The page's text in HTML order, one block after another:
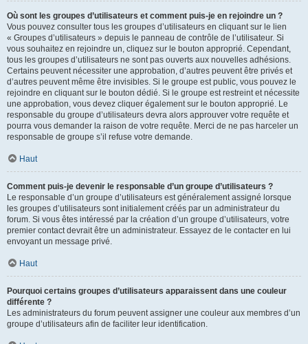
Où sont les groupes d’utilisateurs et comment puis-je en rejoindre un ?
Vous pouvez consulter tous les groupes d’utilisateurs en cliquant sur le lien
« Groupes d’utilisateurs » depuis le panneau de contrôle de l’utilisateur. Si
vous souhaitez en rejoindre un, cliquez sur le bouton approprié. Cependant,
tous les groupes d’utilisateurs ne sont pas ouverts aux nouvelles adhésions.
Certains peuvent nécessiter une approbation, d’autres peuvent être privés et
d’autres peuvent même être invisibles. Si le groupe est public, vous pouvez le
rejoindre en cliquant sur le bouton dédié. Si le groupe est restreint et nécessite
une approbation, vous devez cliquer également sur le bouton approprié. Le
responsable du groupe d’utilisateurs devra alors approuver votre requête et
pourra vous demander la raison de votre requête. Merci de ne pas harceler un
responsable de groupe s’il refuse votre demande.
Haut
Comment puis-je devenir le responsable d’un groupe d’utilisateurs ?
Le responsable d’un groupe d’utilisateurs est généralement assigné lorsque
les groupes d’utilisateurs sont initialement créés par un administrateur du
forum. Si vous êtes intéressé par la création d’un groupe d’utilisateurs, votre
premier contact devrait être un administrateur. Essayez de le contacter en lui
envoyant un message privé.
Haut
Pourquoi certains groupes d’utilisateurs apparaissent dans une couleur
différente ?
Les administrateurs du forum peuvent assigner une couleur aux membres d’un
groupe d’utilisateurs afin de faciliter leur identification.